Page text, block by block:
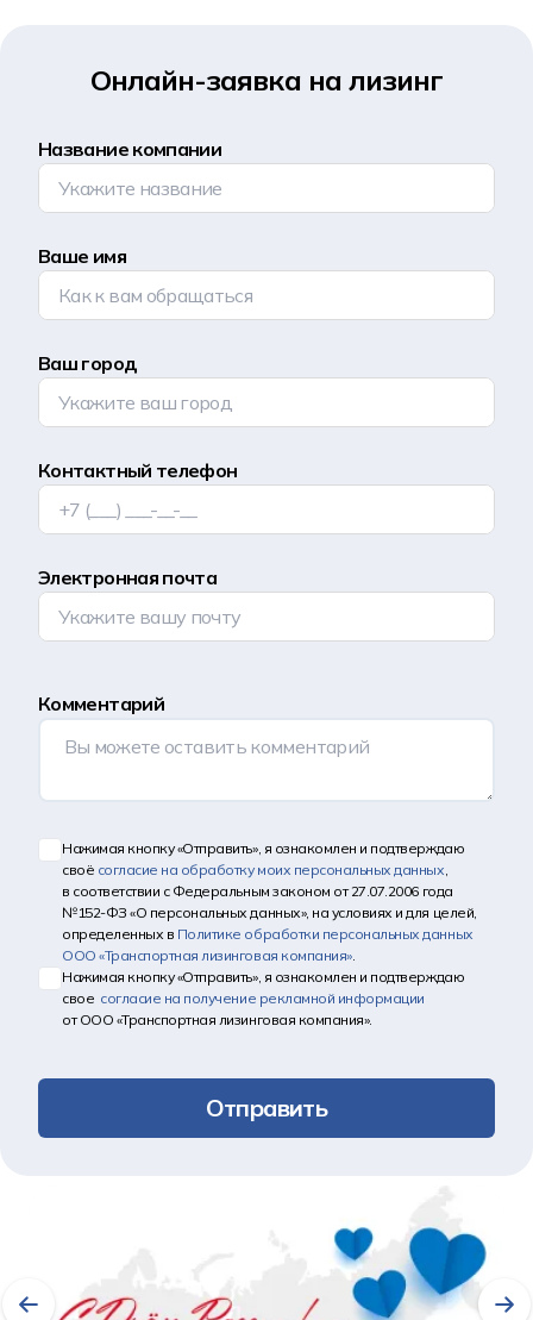
Онлайн-заявка на лизинг
Название компании
Ваше имя
Ваш город
Контактный телефон
Электронная почта
Комментарий
Нажимая кнопку «Отправить», я ознакомлен и подтверждаю
своё согласие на обработку моих персональных данных,
в соответствии с Федеральным законом от 27.07.2006 года
№152-ФЗ «О персональных данных», на условиях и для целей,
определенных в Политике обработки персональных данных
ООО «Транспортная лизинговая компания».
Нажимая кнопку «Отправить», я ознакомлен и подтверждаю
свое согласие на получение рекламной информации
от ООО «Транспортная лизинговая компания».
Отправить
Другие новости